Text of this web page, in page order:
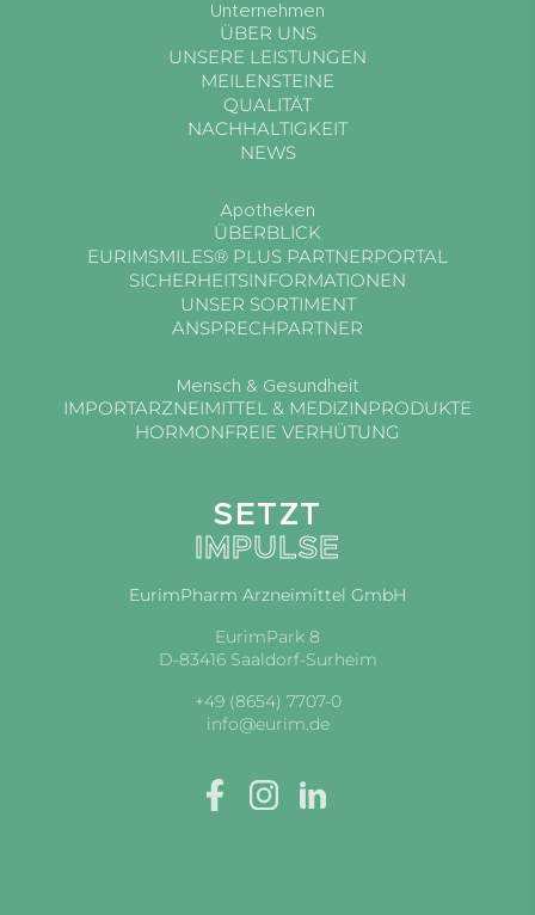
SETZT
IMPULSE
EurimPharm Arzneimittel GmbH
EurimPark 8
D-83416 Saaldorf-Surheim
+49 (8654) 7707-0
info@eurim.de
Unternehmen
ÜBER UNS
UNSERE LEISTUNGEN
MEILENSTEINE
QUALITÄT
NACHHALTIGKEIT
NEWS
Apotheken
ÜBERBLICK
EURIMSMILES® PLUS PARTNERPORTAL
SICHERHEITSINFORMATIONEN
UNSER SORTIMENT
ANSPRECHPARTNER
Mensch & Gesundheit
IMPORTARZNEIMITTEL & MEDIZINPRODUKTE
HORMONFREIE VERHÜTUNG